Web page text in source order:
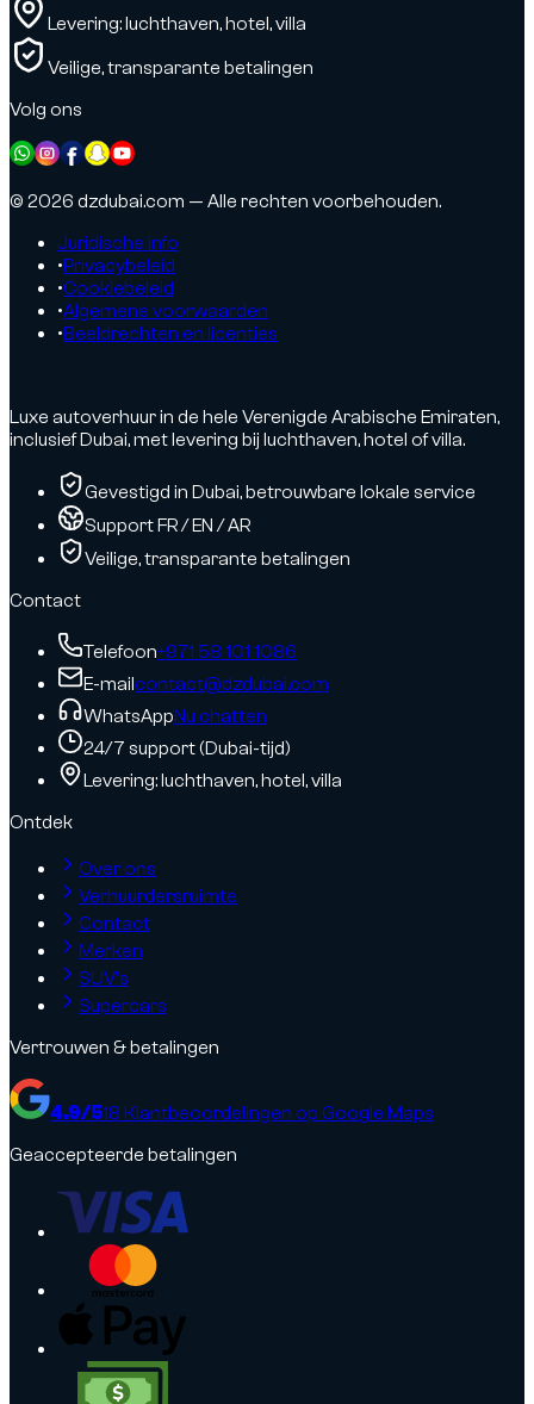
Levering: luchthaven, hotel, villa
Veilige, transparante betalingen
Volg ons
© 2026 dzdubai.com — Alle rechten voorbehouden.
Juridische info
•Privacybeleid
•Cookiebeleid
•Algemene voorwaarden
•Beeldrechten en licenties
Luxe autoverhuur in de hele Verenigde Arabische Emiraten,
inclusief Dubai, met levering bij luchthaven, hotel of villa.
Gevestigd in Dubai, betrouwbare lokale service
Support FR / EN / AR
Veilige, transparante betalingen
Contact
Telefoon+971 58 101 1086
E-mailcontact@dzdubai.com
WhatsAppNu chatten
24/7 support (Dubai-tijd)
Levering: luchthaven, hotel, villa
Ontdek
Over ons
Verhuurdersruimte
Contact
Merken
SUV's
Supercars
Vertrouwen & betalingen
4.9/518 Klantbeoordelingen op Google Maps
Geaccepteerde betalingen